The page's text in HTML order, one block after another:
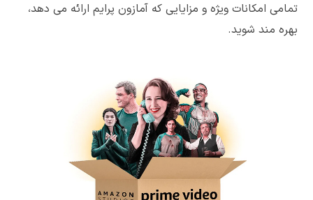
تمامی امکانات ویژه و مزایایی که آمازون پرایم ارائه می دهد،
بهره مند شوید.
پشتیبانی سریع و مستقیم
قبل از شروع فروش در آمازون
شروع مشاوره رایگان